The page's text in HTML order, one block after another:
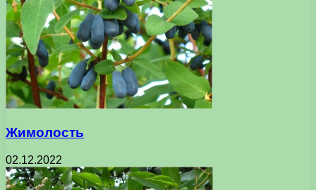
Жимолость
02.12.2022